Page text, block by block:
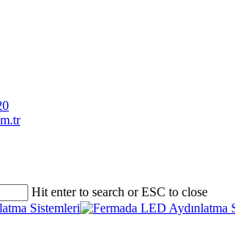
Hit enter to search or ESC to close